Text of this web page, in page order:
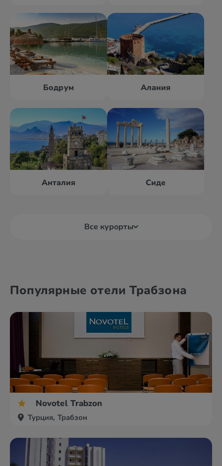
Бодрум Алания
Анталия Сиде
Все курорты
Анкара Белек
Популярные отели Трабзона
Novotel Trabzon
Турция, Трабзон